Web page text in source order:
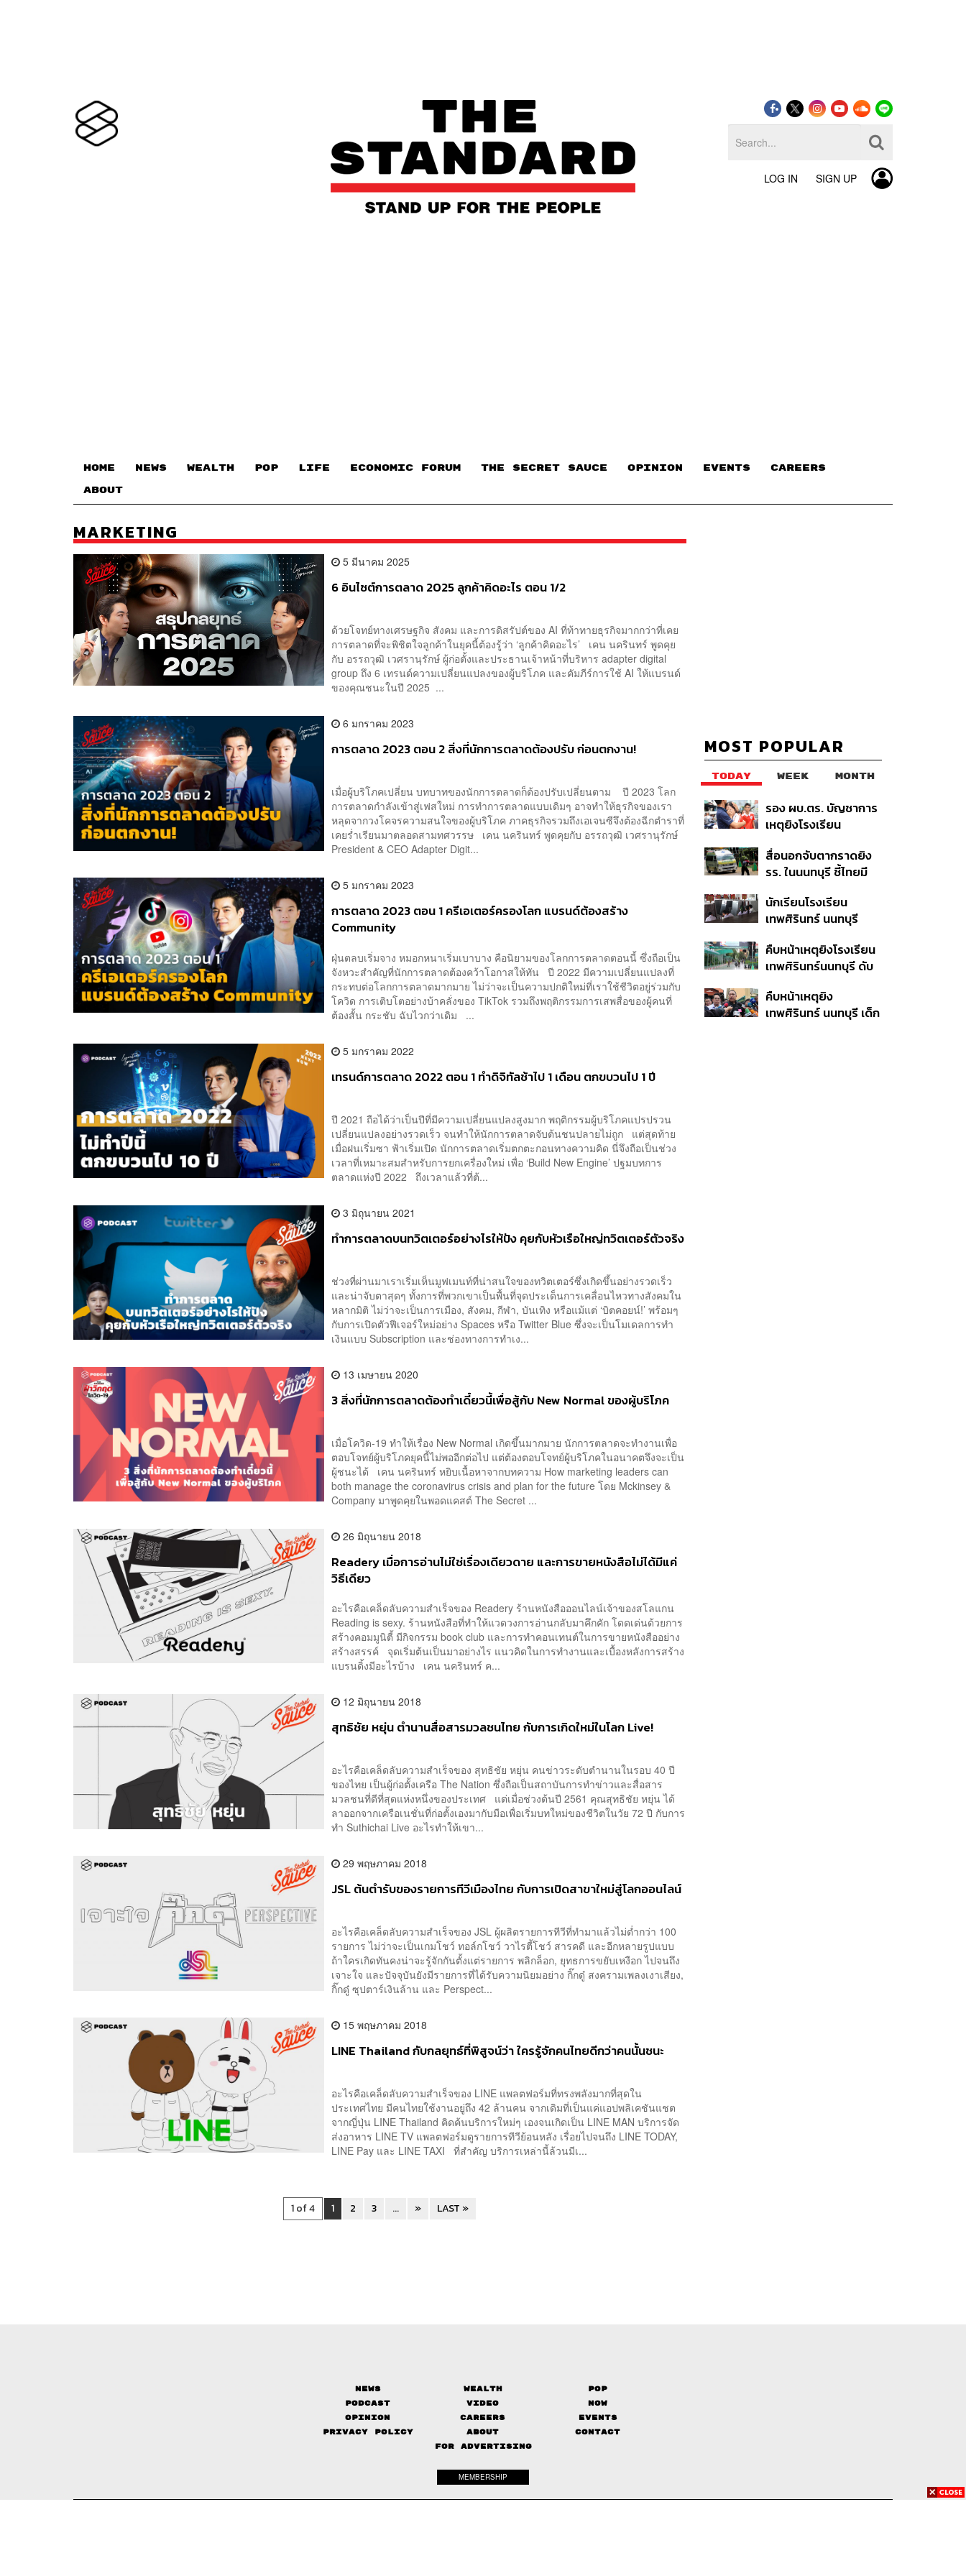
LOG IN SIGN UP
HOME NEWS WEALTH POP LIFE ECONOMIC FORUM THE SECRET SAUCE​ OPINION EVENTS CAREERS
ABOUT
MARKETING
5 มีนาคม 2025
6 อินไซต์การตลาด 2025 ลูกค้าคิดอะไร ตอน 1/2
ด้วยโจทย์ทางเศรษฐกิจ สังคม และการดิสรัปต์ของ AI ที่ท้าทายธุรกิจมากกว่าที่เคย
การตลาดที่จะพิชิตใจลูกค้าในยุคนี้ต้องรู้ว่า ‘ลูกค้าคิดอะไร’ เคน นครินทร์ พูดคุย
กับ อรรถวุฒิ เวศรานุรักษ์ ผู้ก่อตั้งและประธานเจ้าหน้าที่บริหาร adapter digital
group ถึง 6 เทรนด์ความเปลี่ยนแปลงของผู้บริโภค และคัมภีร์การใช้ AI ให้แบรนด์
ของคุณชนะในปี 2025 ...
6 มกราคม 2023
การตลาด 2023 ตอน 2 สิ่งที่นักการตลาดต้องปรับ ก่อนตกงาน!
เมื่อผู้บริโภคเปลี่ยน บทบาทของนักการตลาดก็ต้องปรับเปลี่ยนตาม ปี 2023 โลก
การตลาดกำลังเข้าสู่เฟสใหม่ การทำการตลาดแบบเดิมๆ อาจทำให้ธุรกิจของเรา
หลุดจากวงโคจรความสนใจของผู้บริโภค ภาคธุรกิจรวมถึงเอเจนซีจึงต้องฉีกตำราที่
เคยร่ำเรียนมาตลอดสามทศวรรษ เคน นครินทร์ พูดคุยกับ อรรถวุฒิ เวศรานุรักษ์
President & CEO Adapter Digit...
5 มกราคม 2023
การตลาด 2023 ตอน 1 ครีเอเตอร์ครองโลก แบรนด์ต้องสร้าง
Community
ฝุ่นตลบเริ่มจาง หมอกหนาเริ่มเบาบาง คือนิยามของโลกการตลาดตอนนี้ ซึ่งถือเป็น
จังหวะสำคัญที่นักการตลาดต้องคว้าโอกาสให้ทัน ปี 2022 มีความเปลี่ยนแปลงที่
กระทบต่อโลกการตลาดมากมาย ไม่ว่าจะเป็นความปกติใหม่ที่เราใช้ชีวิตอยู่ร่วมกับ
โควิด การเติบโตอย่างบ้าคลั่งของ TikTok รวมถึงพฤติกรรมการเสพสื่อของผู้คนที่
ต้องสั้น กระชับ ฉับไวกว่าเดิม ...
5 มกราคม 2022
เทรนด์การตลาด 2022 ตอน 1 ทำดิจิทัลช้าไป 1 เดือน ตกขบวนไป 1 ปี
ปี 2021 ถือได้ว่าเป็นปีที่มีความเปลี่ยนแปลงสูงมาก พฤติกรรมผู้บริโภคแปรปรวน
เปลี่ยนแปลงอย่างรวดเร็ว จนทำให้นักการตลาดจับต้นชนปลายไม่ถูก แต่สุดท้าย
เมื่อฝนเริ่มซา ฟ้าเริ่มเปิด นักการตลาดเริ่มตกตะกอนทางความคิด นี่จึงถือเป็นช่วง
เวลาที่เหมาะสมสำหรับการยกเครื่องใหม่ เพื่อ ‘Build New Engine’ ปฐมบทการ
ตลาดแห่งปี 2022 ถึงเวลาแล้วที่ต้...
3 มิถุนายน 2021
ทำการตลาดบนทวิตเตอร์อย่างไรให้ปัง คุยกับหัวเรือใหญ่ทวิตเตอร์ตัวจริง
ช่วงที่ผ่านมาเราเริ่มเห็นมูฟเมนท์ที่น่าสนใจของทวิตเตอร์ซึ่งเกิดขึ้นอย่างรวดเร็ว
และน่าจับตาสุดๆ ทั้งการที่พวกเขาเป็นพื้นที่จุดประเด็นการเคลื่อนไหวทางสังคมใน
หลากมิติ ไม่ว่าจะเป็นการเมือง, สังคม, กีฬา, บันเทิง หรือแม้แต่ ‘บิตคอยน์!’ พร้อมๆ
กับการเปิดตัวฟีเจอร์ใหม่อย่าง Spaces หรือ Twitter Blue ซึ่งจะเป็นโมเดลการทำ
เงินแบบ Subscription และช่องทางการทำเง...
13 เมษายน 2020
3 สิ่งที่นักการตลาดต้องทำเดี๋ยวนี้เพื่อสู้กับ New Normal ของผู้บริโภค
เมื่อโควิด-19 ทำให้เรื่อง New Normal เกิดขึ้นมากมาย นักการตลาดจะทำงานเพื่อ
ตอบโจทย์ผู้บริโภคยุคนี้ไม่พออีกต่อไป แต่ต้องตอบโจทย์ผู้บริโภคในอนาคตจึงจะเป็น
ผู้ชนะได้ เคน นครินทร์ หยิบเนื้อหาจากบทความ How marketing leaders can
both manage the coronavirus crisis and plan for the future โดย Mckinsey &
Company มาพูดคุยในพอดแคสต์ The Secret ...
26 มิถุนายน 2018
Readery เมื่อการอ่านไม่ใช่เรื่องเดียวดาย และการขายหนังสือไม่ได้มีแค่
วิธีเดียว
อะไรคือเคล็ดลับความสำเร็จของ Readery ร้านหนังสือออนไลน์เจ้าของสโลแกน
Reading is sexy. ร้านหนังสือที่ทำให้แวดวงการอ่านกลับมาคึกคัก โดดเด่นด้วยการ
สร้างคอมมูนิตี้ มีกิจกรรม book club และการทำคอนเทนต์ในการขายหนังสืออย่าง
สร้างสรรค์ จุดเริ่มต้นเป็นมาอย่างไร แนวคิดในการทำงานและเบื้องหลังการสร้าง
แบรนดิ้งมีอะไรบ้าง เคน นครินทร์ ค...
12 มิถุนายน 2018
สุทธิชัย หยุ่น ตำนานสื่อสารมวลชนไทย กับการเกิดใหม่ในโลก Live!
อะไรคือเคล็ดลับความสำเร็จของ สุทธิชัย หยุ่น คนข่าวระดับตำนานในรอบ 40 ปี
ของไทย เป็นผู้ก่อตั้งเครือ The Nation ซึ่งถือเป็นสถาบันการทำข่าวและสื่อสาร
มวลชนที่ดีที่สุดแห่งหนึ่งของประเทศ แต่เมื่อช่วงต้นปี 2561 คุณสุทธิชัย หยุ่น ได้
ลาออกจากเครือเนชั่นที่ก่อตั้งเองมากับมือเพื่อเริ่มบทใหม่ของชีวิตในวัย 72 ปี กับการ
ทำ Suthichai Live อะไรทำให้เขา...
29 พฤษภาคม 2018
JSL ต้นตำรับของรายการทีวีเมืองไทย กับการเปิดสาขาใหม่สู่โลกออนไลน์
อะไรคือเคล็ดลับความสำเร็จของ JSL ผู้ผลิตรายการทีวีที่ทำมาแล้วไม่ต่ำกว่า 100
รายการ ไม่ว่าจะเป็นเกมโชว์ ทอล์กโชว์ วาไรตี้โชว์ สารคดี และอีกหลายรูปแบบ
ถ้าใครเกิดทันคงน่าจะรู้จักกันตั้งแต่รายการ พลิกล็อก, ยุทธการขยับเหงือก ไปจนถึง
เจาะใจ และปัจจุบันยังมีรายการที่ได้รับความนิยมอย่าง กิ๊กดู๋ สงครามเพลงเงาเสียง,
กิ๊กดู๋ ซุปตาร์เงินล้าน และ Perspect...
15 พฤษภาคม 2018
LINE Thailand กับกลยุทธ์ที่พิสูจน์ว่า ใครรู้จักคนไทยดีกว่าคนนั้นชนะ
อะไรคือเคล็ดลับความสำเร็จของ LINE แพลตฟอร์มที่ทรงพลังมากที่สุดใน
ประเทศไทย มีคนไทยใช้งานอยู่ถึง 42 ล้านคน จากเดิมที่เป็นแค่แอปพลิเคชันแชต
จากญี่ปุ่น LINE Thailand คิดค้นบริการใหม่ๆ เองจนเกิดเป็น LINE MAN บริการจัด
ส่งอาหาร LINE TV แพลตฟอร์มดูรายการทีวีย้อนหลัง เรื่อยไปจนถึง LINE TODAY,
LINE Pay และ LINE TAXI ที่สำคัญ บริการเหล่านี้ล้วนมีเ...
1 of 4 1 2 3 ... » LAST »
MOST POPULAR
TODAY WEEK MONTH
รอง ผบ.ตร. บัญชาการ
เหตุยิงโรงเรียน
ค้นหา 2 รอบยืนยันไร้คน
ติดค้าง พบศพปู่-ย่าที่
สื่อนอกจับตากราดยิง
รร. ในนนทบุรี ชี้ไทยมี
ในระดับต้นของภูมิภาค
นักเรียนโรงเรียน
เทพศิรินทร์ นนทบุรี
ปลอดภัยชั่วคราว หลัง
เหตุใช้อาวุธปืนภายใน
คืบหน้าเหตุยิงโรงเรียน
เทพศิรินทร์นนทบุรี ดับ
สอบปมขโมยปืนปู่ก่อ
เหตุ
คืบหน้าเหตุยิง
เทพศิรินทร์ นนทบุรี เด็ก
News Wealth
Pop
Podcast
Video
Now
Opinion
Careers
Events
Privacy Policy
About
Contact
FOR ADVERTISING
MEMBERSHIP